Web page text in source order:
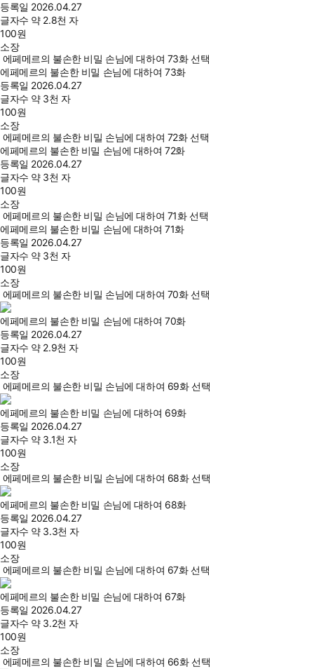
등록일 2026.04.27
글자수 약 2.8천 자
100원
소장
에페메르의 불손한 비밀 손님에 대하여 73화 선택
에페메르의 불손한 비밀 손님에 대하여 73화
등록일 2026.04.27
글자수 약 3천 자
100원
소장
에페메르의 불손한 비밀 손님에 대하여 72화 선택
에페메르의 불손한 비밀 손님에 대하여 72화
등록일 2026.04.27
글자수 약 3천 자
100원
소장
에페메르의 불손한 비밀 손님에 대하여 71화 선택
에페메르의 불손한 비밀 손님에 대하여 71화
등록일 2026.04.27
글자수 약 3천 자
100원
소장
에페메르의 불손한 비밀 손님에 대하여 70화 선택
에페메르의 불손한 비밀 손님에 대하여 70화
등록일 2026.04.27
글자수 약 2.9천 자
100원
소장
에페메르의 불손한 비밀 손님에 대하여 69화 선택
에페메르의 불손한 비밀 손님에 대하여 69화
등록일 2026.04.27
글자수 약 3.1천 자
100원
소장
에페메르의 불손한 비밀 손님에 대하여 68화 선택
에페메르의 불손한 비밀 손님에 대하여 68화
등록일 2026.04.27
글자수 약 3.3천 자
100원
소장
에페메르의 불손한 비밀 손님에 대하여 67화 선택
에페메르의 불손한 비밀 손님에 대하여 67화
등록일 2026.04.27
글자수 약 3.2천 자
100원
소장
에페메르의 불손한 비밀 손님에 대하여 66화 선택